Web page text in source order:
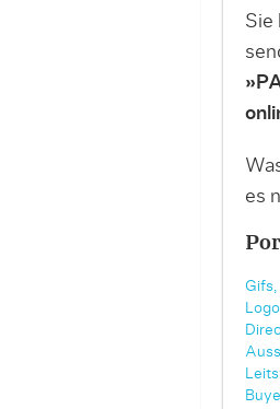
Sie
es
Gifs,